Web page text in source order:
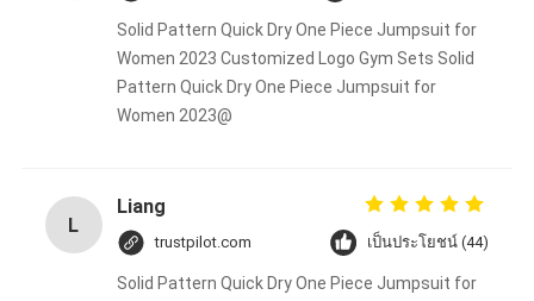
Solid Pattern Quick Dry One Piece Jumpsuit for
Women 2023 Customized Logo Gym Sets Solid
Pattern Quick Dry One Piece Jumpsuit for
Women 2023@
L
Liang
trustpilot.com เป็นประโยชน์ (44)
Solid Pattern Quick Dry One Piece Jumpsuit for